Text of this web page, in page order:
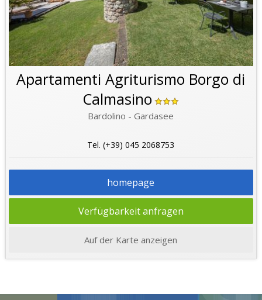
Apartamenti Agriturismo Borgo di
Calmasino
Bardolino - Gardasee
Tel. (+39) 045 2068753
homepage
Verfügbarkeit anfragen
Auf der Karte anzeigen